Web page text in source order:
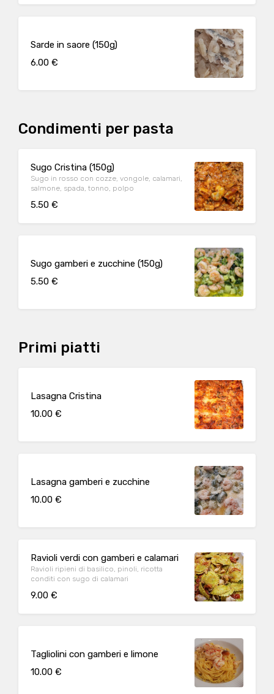
Sarde in saore (150g)
6.00 €
Condimenti per pasta
Sugo Cristina (150g)
Sugo in rosso con cozze, vongole, calamari,
salmone, spada, tonno, polpo
5.50 €
Sugo gamberi e zucchine (150g)
5.50 €
Primi piatti
Lasagna Cristina
10.00 €
Lasagna gamberi e zucchine
10.00 €
Ravioli verdi con gamberi e calamari
Ravioli ripieni di basilico, pinoli, ricotta
conditi con sugo di calamari
9.00 €
Tagliolini con gamberi e limone
10.00 €